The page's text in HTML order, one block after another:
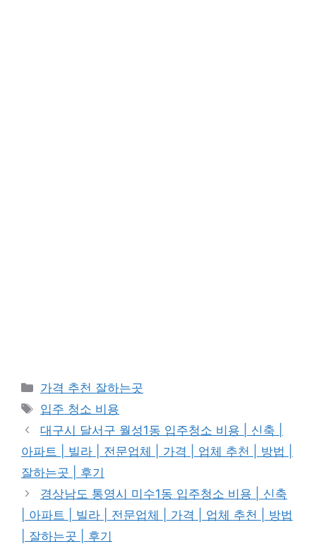
카
테
리
가격 추천 잘하는곳
태
그
입주 청소 비용
대구시 달서구 월성1동 입주청소 비용 | 신축 |
아파트 | 빌라 | 전문업체 | 가격 | 업체 추천 | 방법 |
잘하는곳 | 후기
경상남도 통영시 미수1동 입주청소 비용 | 신축
| 아파트 | 빌라 | 전문업체 | 가격 | 업체 추천 | 방법
| 잘하는곳 | 후기